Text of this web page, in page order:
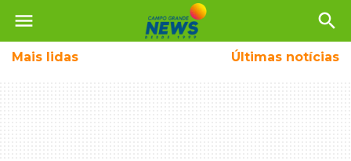
menu search
Mais lidas Últimas notícias